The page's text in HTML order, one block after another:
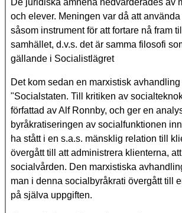
De juridiska ämnena nedvärderades av
och elever. Meningen var då att
såsom instrument för att fortare nå fram
samhället, d.v.s. det är samma filosofi
gällande i Socialistlägret
Det kom sedan en marxistisk
"Socialstaten. Till kritiken av
författad av Alf Ronnby, och ger en
byråkratiseringen av socialfunktionen
ha stått i en s.a.s. mänsklig relation till
övergått till att administrera klienterna,
socialvården. Den marxistiska
man i denna socialbyråkrati övergått till
på själva uppgiften.